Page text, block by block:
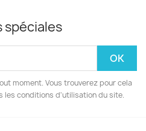
spéciales
moment. Vous trouverez pour cela
les conditions d'utilisation du site.